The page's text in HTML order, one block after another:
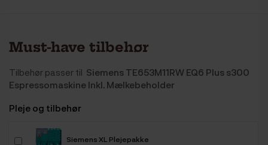
Must-have tilbehør
Tilbehør passer til Siemens TE653M11RW EQ6 Plus s300
Espressomaskine Inkl. Mælkebeholder
Pleje og tilbehør
Siemens XL Plejepakke